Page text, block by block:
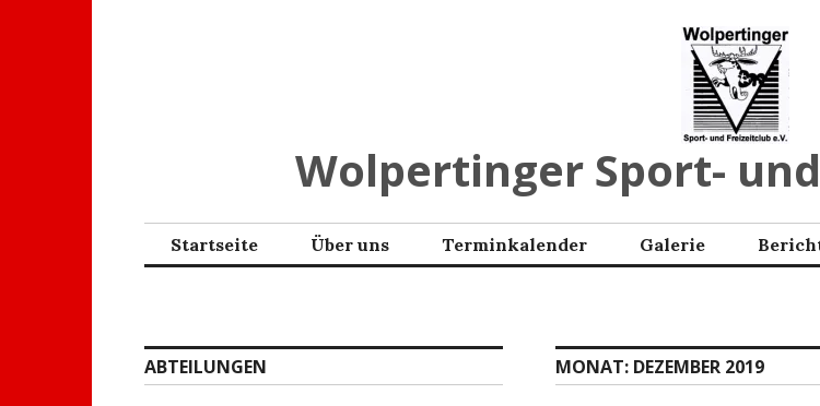
Wolpertinger Sport-
Startseite Über uns Terminkalender Galerie
MONAT: DEZEMBER 2019
ABTEILUNGEN